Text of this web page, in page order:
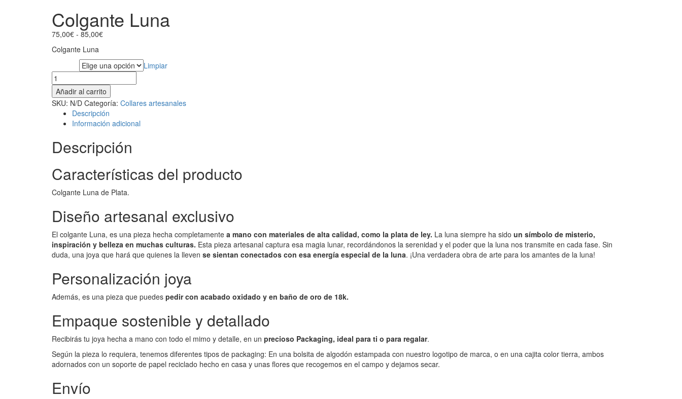
Colgante Luna
75,00€ - 85,00€Rango
desde
75,00€
hasta
85,00€
Colgante Luna
Limpiar
Colgante
Luna
cantidad
Añadir al carrito
SKU: N/D Categoría: Collares artesanales
Descripción
Información adicional
Descripción
Características del producto
Colgante Luna de Plata.
Diseño artesanal exclusivo
El colgante Luna, es una pieza hecha completamente a mano con materiales de alta calidad, como la plata de ley. La luna siempre ha sido un símbolo de misterio,
inspiración y belleza en muchas culturas. Esta pieza artesanal captura esa magia lunar, recordándonos la serenidad y el poder que la luna nos transmite en cada fase. Sin
duda, una joya que hará que quienes la lleven se sientan conectados con esa energía especial de la luna. ¡Una verdadera obra de arte para los amantes de la luna!
Personalización joya
Además, es una pieza que puedes pedir con acabado oxidado y en baño de oro de 18k.
Empaque sostenible y detallado
Recibirás tu joya hecha a mano con todo el mimo y detalle, en un precioso Packaging, ideal para ti o para regalar.
Según la pieza lo requiera, tenemos diferentes tipos de packaging: En una bolsita de algodón estampada con nuestro logotipo de marca, o en una cajita color tierra, ambos
adornados con un soporte de papel reciclado hecho en casa y unas flores que recogemos en el campo y dejamos secar.
Envío